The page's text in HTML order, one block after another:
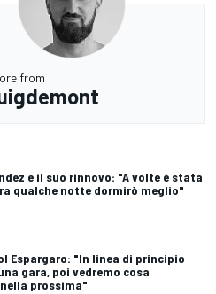
from
e il suo rinnovo: "A volte è stata
qualche notte dormirò meglio"
Espargaro: "In linea di principio
gara, poi vedremo cosa
prossima"